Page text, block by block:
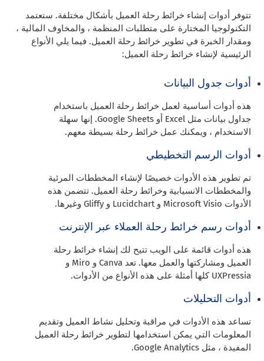
تتوفر أدوات إنشاء خرائط رحلة العميل بأشكال مختلفة. ستعتمد
التكنولوجيا المختارة على متطلبات المنظمة ، والمخاوف المالية ،
ومقدار الخبرة في تطوير خرائط رحلة العميل. فيما يلي الأنواع
الرئيسية لإنشاء خرائط رحلة العميل:
أدوات جدول البيانات
هذه أدوات أساسية لعمل خرائط رحلة العميل باستخدام
جداول بيانات مثل Excel أو Google Sheets. إنها سهلة
الاستخدام ، ويمكنك عمل خرائط رحلة بسيطة معهم.
أدوات الرسم التخطيطي
تم تطوير هذه الأدوات خصيصًا لإنشاء المخططات المرئية
والمخططات الانسيابية وخرائط رحلة العميل. تتضمن هذه
الأدوات Microsoft Visio و Lucidchart و Gliffy وغيرها.
أدوات رسم خرائط رحلة العملاء عبر الإنترنت
هذه أدوات قائمة على الويب تتيح لك إنشاء خرائط رحلة
العميل ومشاركتها والعمل معها. تعد Canva و Miro و
UXPressia كلها أمثلة على هذه الأنواع من الأدوات.
أدوات التحليلات
تساعد هذه الأدوات في مراقبة وتحليل نشاط العميل وتقديم
المعلومات التي يمكن استخدامها لتطوير خرائط رحلة العميل
المفيدة ، مثل Google Analytics.